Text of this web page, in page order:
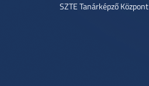
SZTE Tanárképző Központ